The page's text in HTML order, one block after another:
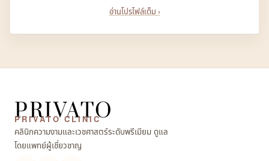
อ่านโปรไฟล์เต็ม ›
PRIVATO
PRIVATO CLINIC
คลินิกความงามและเวชศาสตร์ระดับพรีเมียม ดูแล
โดยแพทย์ผู้เชี่ยวชาญ